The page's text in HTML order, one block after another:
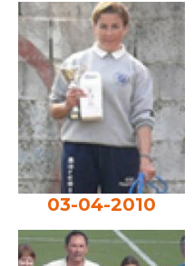
03-04-2010